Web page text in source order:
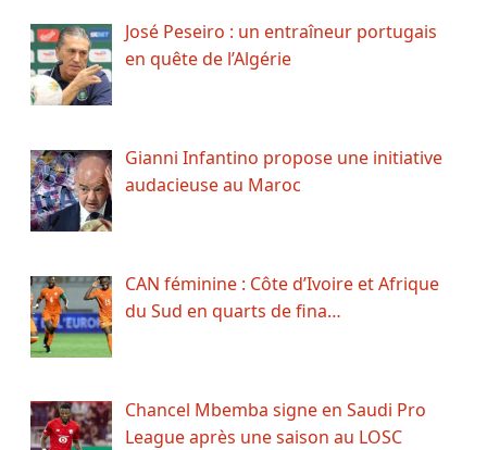
José Peseiro : un entraîneur portugais
en quête de l’Algérie
Gianni Infantino propose une initiative
audacieuse au Maroc
CAN féminine : Côte d’Ivoire et Afrique
du Sud en quarts de fina…
Chancel Mbemba signe en Saudi Pro
League après une saison au LOSC